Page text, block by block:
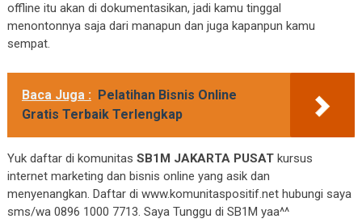
offline itu akan di dokumentasikan, jadi kamu tinggal
menontonnya saja dari manapun dan juga kapanpun kamu
sempat.
Baca Juga : Pelatihan Bisnis Online
Gratis Terbaik Terlengkap
Yuk daftar di komunitas SB1M JAKARTA PUSATkursus
internet marketing dan bisnis online yang asik dan
menyenangkan. Daftar di www.komunitaspositif.net hubungi saya
sms/wa 0896 1000 7713. Saya Tunggu di SB1M yaa^^